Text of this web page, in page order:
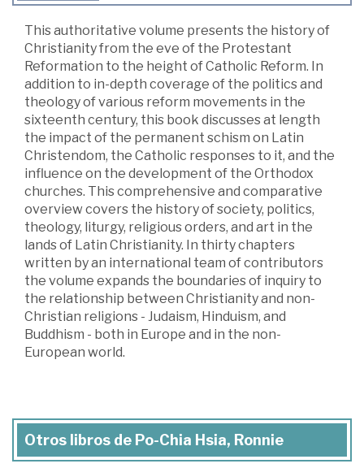
This authoritative volume presents the history of
Christianity from the eve of the Protestant
Reformation to the height of Catholic Reform. In
addition to in-depth coverage of the politics and
theology of various reform movements in the
sixteenth century, this book discusses at length
the impact of the permanent schism on Latin
Christendom, the Catholic responses to it, and the
influence on the development of the Orthodox
churches. This comprehensive and comparative
overview covers the history of society, politics,
theology, liturgy, religious orders, and art in the
lands of Latin Christianity. In thirty chapters
written by an international team of contributors
the volume expands the boundaries of inquiry to
the relationship between Christianity and non-
Christian religions - Judaism, Hinduism, and
Buddhism - both in Europe and in the non-
European world.
Otros libros de Po-Chia Hsia, Ronnie